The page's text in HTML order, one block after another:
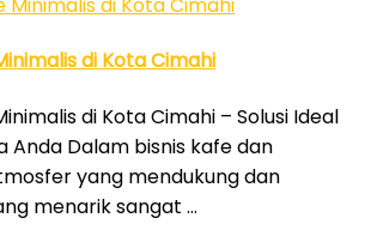
di Kota Cimahi
di Kota Cimahi – Solusi Ideal
Anda Dalam bisnis kafe dan
yang mendukung dan
menarik sangat …